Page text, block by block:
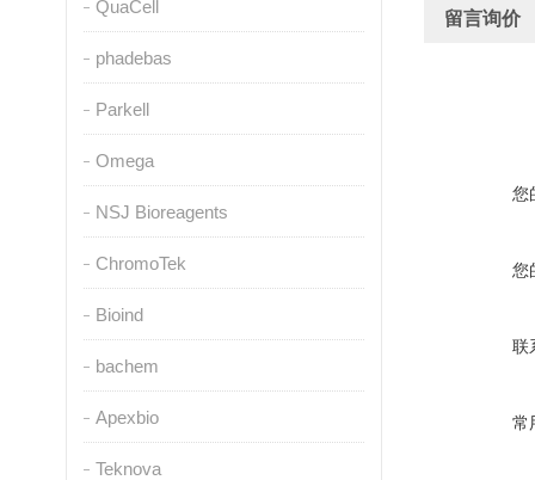
QuaCell
phadebas
Parkell
Omega
NSJ Bioreagents
ChromoTek
Bioind
bachem
Apexbio
Teknova
留言询价
您
您
联
常